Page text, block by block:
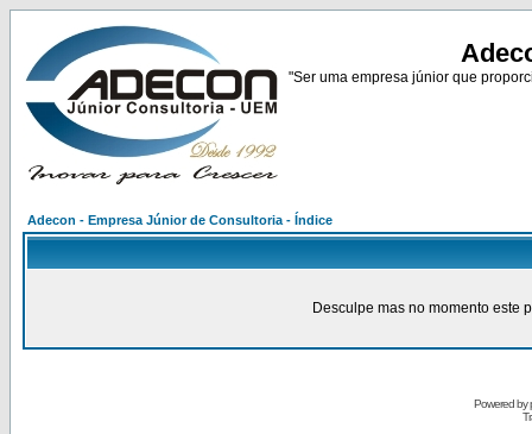
"Ser uma empresa júnior que
Adecon - Empresa Júnior de Consultoria - Índice
Desculpe mas no momento este
Powered by